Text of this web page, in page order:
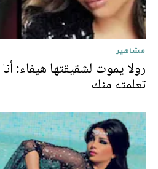
مشاهير
رولا يموت لشقيقتها هيفاء:
تعلمته منك